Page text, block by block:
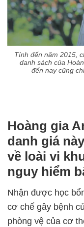
Tính đến năm 2015,
danh sách của
đến nay cũng
Hoàng gia
danh giá
về loài vi
nguy hiểm
Nhận được học
cơ chế gây bệnh
phòng vệ của cơ